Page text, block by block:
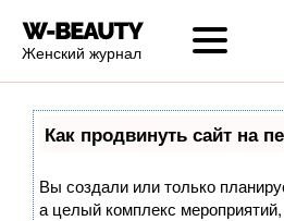
Женский журнал
Как продвинуть сайт на
Вы создали или только
а целый комплекс